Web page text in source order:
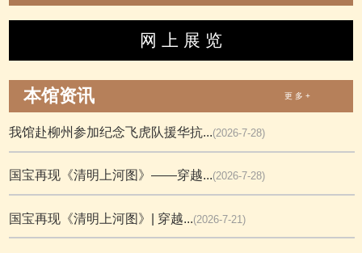
网 上 展 览
本馆资讯 更 多 +
我馆赴柳州参加纪念飞虎队援华抗...(2026-7-28)
国宝再现《清明上河图》——穿越...(2026-7-28)
国宝再现《清明上河图》| 穿越...(2026-7-21)